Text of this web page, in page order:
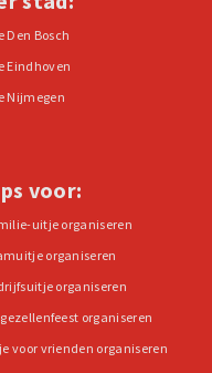
Den Bosch
Eindhoven
Nijmegen
voor:
uitje organiseren
organiseren
organiseren
organiseren
voor vrienden organiseren